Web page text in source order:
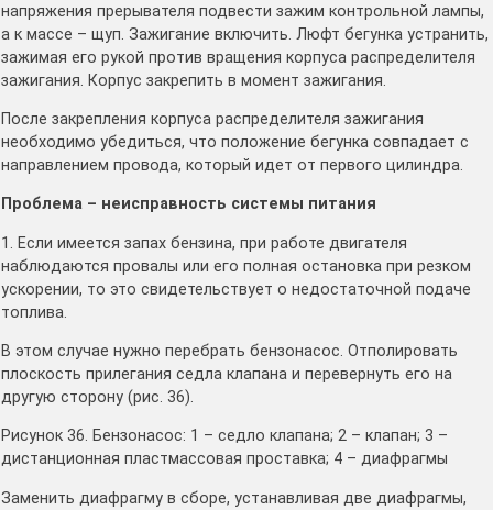
напряжения прерывателя подвести зажим контрольной лампы,
а к массе – щуп. Зажигание включить. Люфт бегунка устранить,
зажимая его рукой против вращения корпуса распределителя
зажигания. Корпус закрепить в момент зажигания.
После закрепления корпуса распределителя зажигания
необходимо убедиться, что положение бегунка совпадает с
направлением провода, который идет от первого цилиндра.
Проблема – неисправность системы питания
1. Если имеется запах бензина, при работе двигателя
наблюдаются провалы или его полная остановка при резком
ускорении, то это свидетельствует о недостаточной подаче
топлива.
В этом случае нужно перебрать бензонасос. Отполировать
плоскость прилегания седла клапана и перевернуть его на
другую сторону (рис. 36).
Рисунок 36. Бензонасос: 1 – седло клапана; 2 – клапан; 3 –
дистанционная пластмассовая проставка; 4 – диафрагмы
Заменить диафрагму в сборе, устанавливая две диафрагмы,